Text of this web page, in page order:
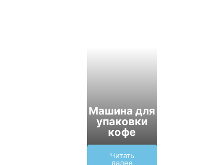
Машина для
упаковки
кофе
Читать
далее